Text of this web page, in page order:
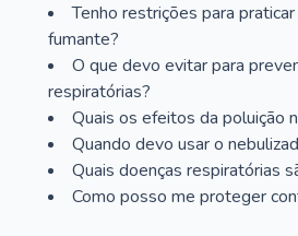
Tenho restrições para
fumante?
O que devo evitar para
respiratórias?
Quais os efeitos da poluição
Quando devo usar o
Quais doenças respiratórias
Como posso me proteger